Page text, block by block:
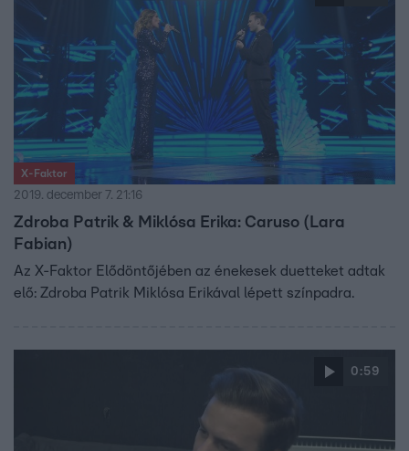
X-Faktor
2019. december 7. 21:16
Zdroba Patrik & Miklósa Erika: Caruso (Lara
Fabian)
Az X-Faktor Elődöntőjében az énekesek duetteket adtak
elő: Zdroba Patrik Miklósa Erikával lépett színpadra.
0:59